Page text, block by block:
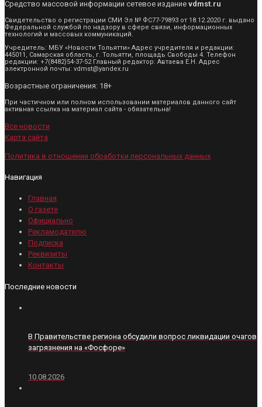
Средство массовой информации сетевое издание vdmst.ru
Свидетельство о регистрации СМИ Эл № ФС77-79893 от 18.12.2020 г. выдано
Федеральной службой по надзору в сфере связи, информационных
технологий и массовых коммуникаций.
Учредитель: МБУ «Новости Тольятти» Адрес учредителя и редакции:
445011, Самарская область, г. Тольятти, площадь Свободы 4. Телефон
редакции: +7(8482)54-37-52 Главный редактор: Автаева Е.Н. Адрес
электронной почты: vdmst@yandex.ru
Возрастные ограничения: 18+
При частичном или полном использовании материалов данного сайт
активная ссылка на материал сайта - обязательна!
Все новости
Карта сайта
Политика в отношении обработки персональных данных
Навигация
Главная
О газете
Официально
Рекламодателю
Подписка
Реквизиты
Контакты
Последние новости
В Правительстве региона обсудили вопрос ликвидации очагов
загрязнения на «Фосфоре»
10.08.2026